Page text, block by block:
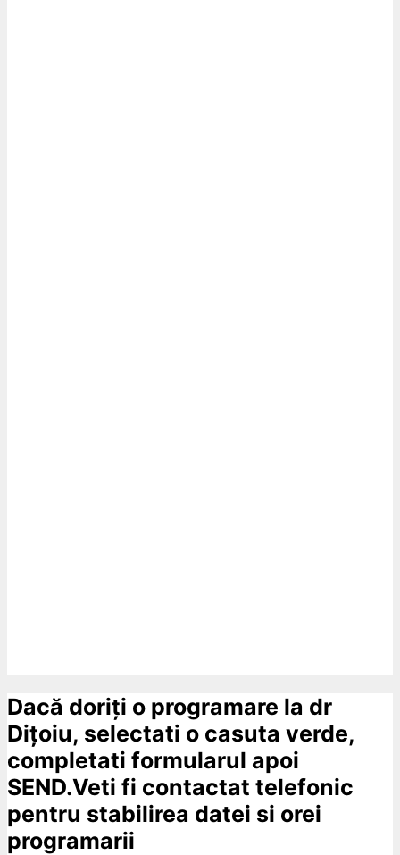
Dacă doriți o programare la dr
Dițoiu, selectati o casuta verde,
completati formularul apoi
SEND.Veti fi contactat telefonic
pentru stabilirea datei si orei
programarii